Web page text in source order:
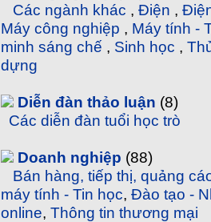
Các ngành khác , Điện ,
Máy công nghiệp , Máy tính -
minh sáng chế , Sinh học ,
dựng
Diễn đàn thảo luận (8)
Các diễn đàn tuổi học trò
Doanh nghiệp (88)
Bán hàng, tiếp thị, quảng
máy tính - Tin học, Đào tạo -
o­nline, Thông tin thương mại